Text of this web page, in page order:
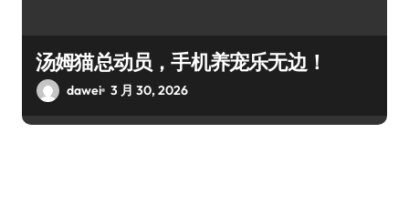
汤姆猫总动员，手机养宠乐无边！
dawei 3 月 30, 2026